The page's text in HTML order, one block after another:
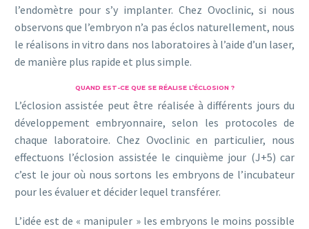
l’endomètre pour s’y implanter. Chez Ovoclinic, si nous
observons que l’embryon n’a pas éclos naturellement, nous
le réalisons in vitro dans nos laboratoires à l’aide d’un laser,
de manière plus rapide et plus simple.
QUAND EST-CE QUE SE RÉALISE L’ÉCLOSION ?
L’éclosion assistée peut être réalisée à différents jours du
développement embryonnaire, selon les protocoles de
chaque laboratoire. Chez Ovoclinic en particulier, nous
effectuons l’éclosion assistée le cinquième jour (J+5) car
c’est le jour où nous sortons les embryons de l’incubateur
pour les évaluer et décider lequel transférer.
L’idée est de « manipuler » les embryons le moins possible